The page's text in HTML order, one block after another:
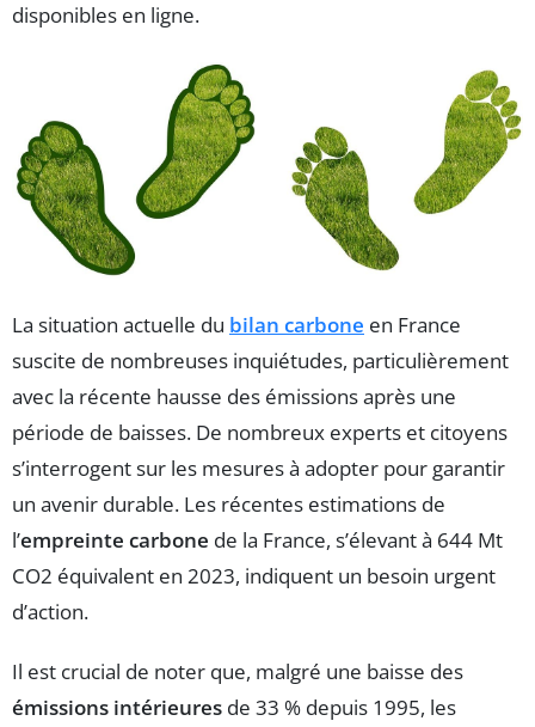
disponibles en ligne.
La situation actuelle du bilan carbone en France
suscite de nombreuses inquiétudes, particulièrement
avec la récente hausse des émissions après une
période de baisses. De nombreux experts et citoyens
s’interrogent sur les mesures à adopter pour garantir
un avenir durable. Les récentes estimations de
l’empreinte carbone de la France, s’élevant à 644 Mt
CO2 équivalent en 2023, indiquent un besoin urgent
d’action.
Il est crucial de noter que, malgré une baisse des
émissions intérieures de 33 % depuis 1995, les